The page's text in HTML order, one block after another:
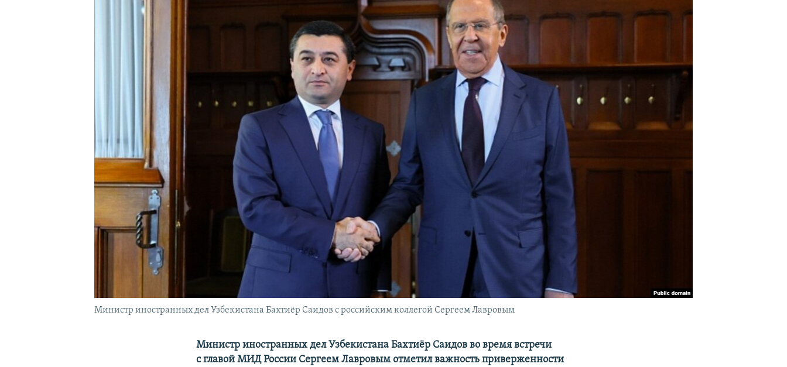
Министр иностранных дел Узбекистана Бахтиёр Саидов с российским коллегой Сергеем Лавровым
Министр иностранных дел Узбекистана Бахтиёр Саидов во время встречи
с главой МИД России Сергеем Лавровым отметил важность приверженности